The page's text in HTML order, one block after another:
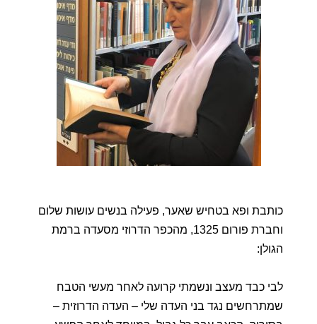
וחברת פורום 1325, מהכפר הדרוזי מסעדה ברמת
הגולן:
שמתרחשים נגד בני העדה שלי – העדה הדרוזית –